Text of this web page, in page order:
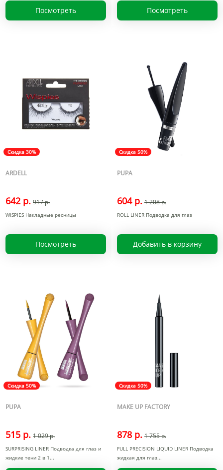
Посмотреть Посмотреть
Скидка 30%
ARDELL
642 р. 917 р.
WISPIES Накладные ресницы
Посмотреть
Скидка 50%
PUPA
604 р. 1 208 р.
ROLL LINER Подводка для глаз
Добавить в корзину
Скидка 50%
PUPA
515 р. 1 029 р.
SURPRISING LINER Подводка для глаз и
жидкие тени 2 в 1
Скидка 50%
MAKE UP FACTORY
878 р. 1 755 р.
FULL PRECISION LIQUID LINER Подводка
жидкая для глаз